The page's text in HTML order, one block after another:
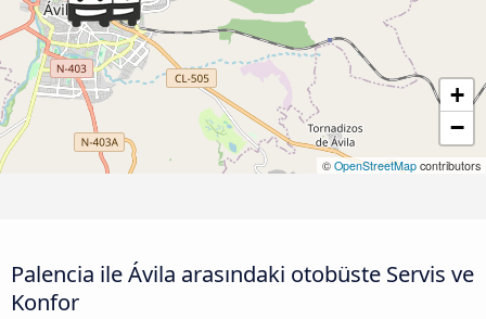
+
−
© OpenStreetMap contributors
Palencia ile Ávila‎ arasındaki otobüste Servis ve
Konfor